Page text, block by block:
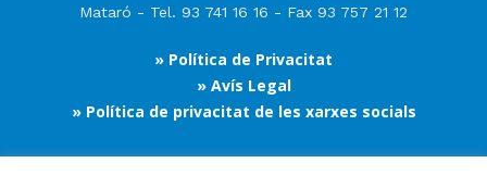
Mataró - Tel. 93 741 16 16 - Fax 93 757 21 12
» Política de Privacitat
» Avís Legal
» Política de privacitat de les xarxes socials